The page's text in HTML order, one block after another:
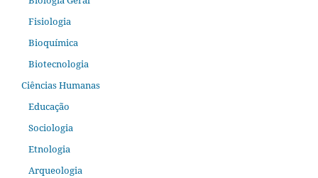
Fisiologia
Bioquímica
Biotecnologia
Ciências Humanas
Educação
Sociologia
Etnologia
Arqueologia